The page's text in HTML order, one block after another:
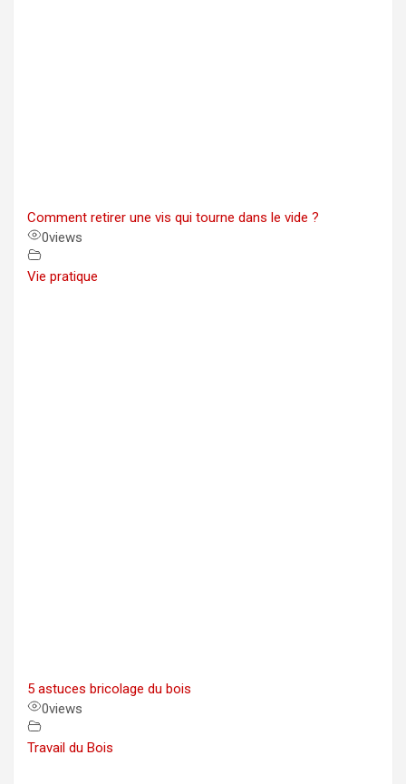
Comment retirer une vis qui tourne dans le vide ?
0views
Vie pratique
5 astuces bricolage du bois
0views
Travail du Bois